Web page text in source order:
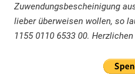
Zuwendungsbescheinigung
lieber überweisen wollen, so
1155 0110 6533 00.